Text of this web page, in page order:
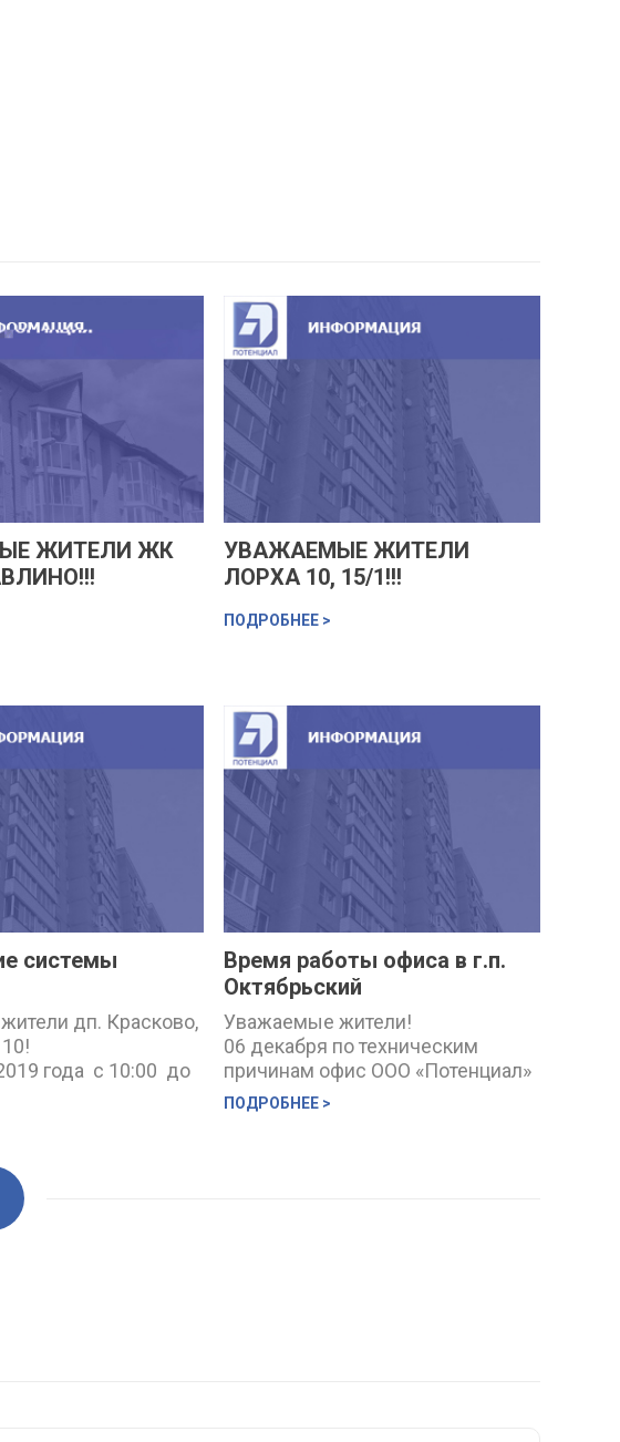
ЖИТЕЛИ ЖК
УВАЖАЕМЫЕ ЖИТЕЛИ
ЛОРХА 10, 15/1!!!
ПОДРОБНЕЕ >
системы
дп. Красково,
года с 10:00 до
системы
с
доме. Работы
сотрудники АО
теплосеть»
Время работы офиса в г.п.
Октябрьский
Уважаемые жители!
06 декабря по техническим
причинам офис ООО «Потенциал»
работает до 13.00. С 09 декабря
прием населения
ПОДРОБНЕЕ >